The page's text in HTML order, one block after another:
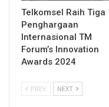
Telkomsel Raih Tiga
Penghargaan
Internasional TM
Forum’s Innovation
Awards 2024
PREV NEXT